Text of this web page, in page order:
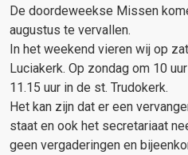
De doordeweekse Missen
augustus te vervallen.
In het weekend vieren wij op
Luciakerk. Op zondag om 10
11.15 uur in de st. Trudokerk.
Het kan zijn dat er een
staat en ook het secretariaat
geen vergaderingen en